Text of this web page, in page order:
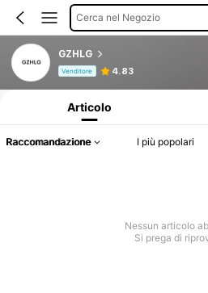
Cerca nel Negozio
GZHLG
Venditore 4.83
Articolo
Raccomandazione I più popolari
Nessun articolo
Si prega di